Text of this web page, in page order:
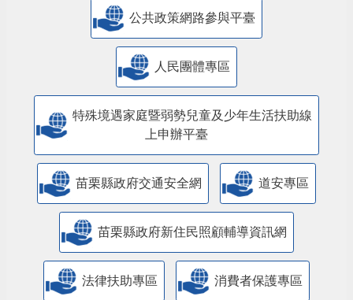
公共政策網路參與平臺
人民團體專區
特殊境遇家庭暨弱勢兒童及少年生活扶助線
上申辦平臺
苗栗縣政府交通安全網 道安專區
苗栗縣政府新住民照顧輔導資訊網
法律扶助專區 消費者保護專區